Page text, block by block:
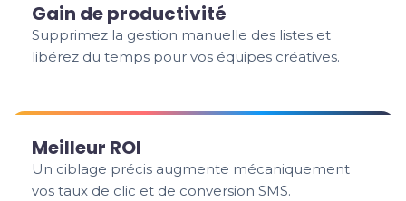
Gain de productivité
Supprimez la gestion manuelle des listes et
libérez du temps pour vos équipes créatives.
Meilleur ROI
Un ciblage précis augmente mécaniquement
vos taux de clic et de conversion SMS.